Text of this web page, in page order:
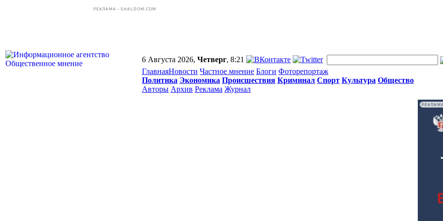
РЕКЛАМА • SHALDOM.COM
6 Августа 2026, Четверг, 8:21
ГлавнаяНовости Частное мнение Блоги Фоторепортаж
Политика Экономика Происшествия Криминал Спорт Культура Общество
Авторы Архив Реклама Журнал